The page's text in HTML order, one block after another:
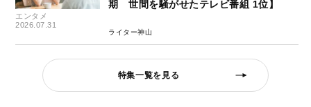
エンタメ
2026.07.31
期 世間を騒がせたテレビ番組 1位】
ライター神山
特集一覧を見る